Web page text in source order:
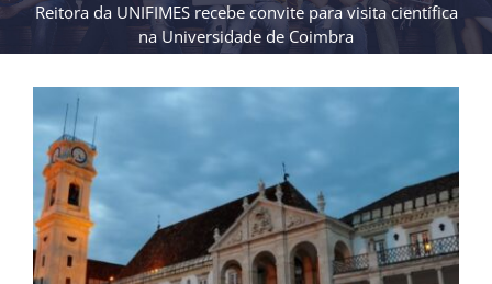
Reitora da UNIFIMES recebe convite para visita científica
na Universidade de Coimbra
Larger
Image